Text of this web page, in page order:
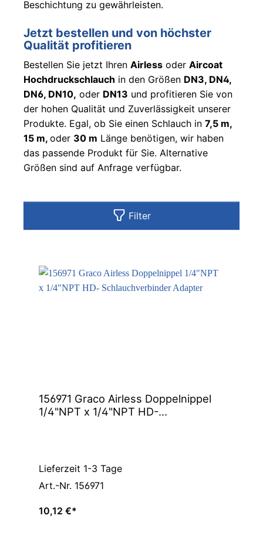
Beschichtung zu gewährleisten.
Jetzt bestellen und von höchster
Qualität profitieren
Bestellen Sie jetzt Ihren Airless oder Aircoat
Hochdruckschlauch in den Größen DN3, DN4,
DN6, DN10, oder DN13 und profitieren Sie von
der hohen Qualität und Zuverlässigkeit unserer
Produkte. Egal, ob Sie einen Schlauch in 7,5 m,
15 m, oder 30 m Länge benötigen, wir haben
das passende Produkt für Sie. Alternative
Größen sind auf Anfrage verfügbar.
Filter
156971 Graco Airless Doppelnippel
1/4"NPT x 1/4"NPT HD-
Lieferzeit 1-3 Tage
Art.-Nr. 156971
10,12 €*